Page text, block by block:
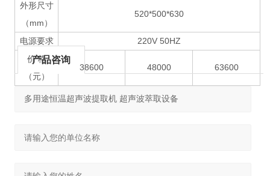
外形尺寸
（mm）
520*500*630
电源要求
220V 50HZ
价 格
（元）
38600 48000 63600
产品咨询